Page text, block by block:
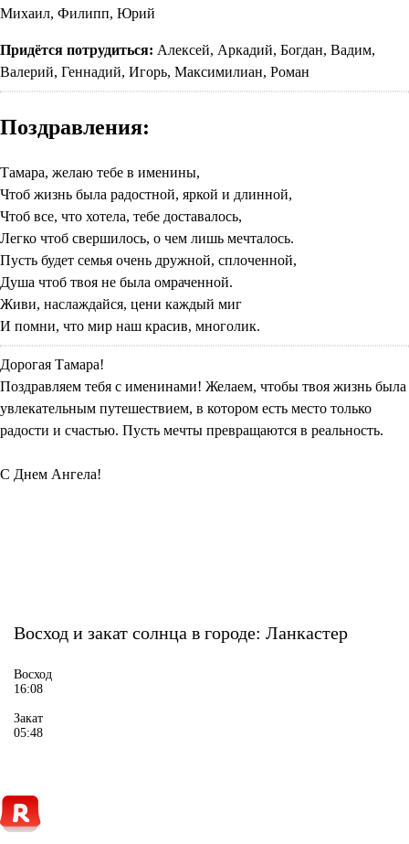
Михаил, Филипп, Юрий
Придётся потрудиться: Алексей, Аркадий, Богдан, Вадим,
Валерий, Геннадий, Игорь, Максимилиан, Роман
Поздравления:
Тамара, желаю тебе в именины,
Чтоб жизнь была радостной, яркой и длинной,
Чтоб все, что хотела, тебе доставалось,
Легко чтоб свершилось, о чем лишь мечталось.
Пусть будет семья очень дружной, сплоченной,
Душа чтоб твоя не была омраченной.
Живи, наслаждайся, цени каждый миг
И помни, что мир наш красив, многолик.
Дорогая Тамара!
Поздравляем тебя с именинами! Желаем, чтобы твоя жизнь была
увлекательным путешествием, в котором есть место только
радости и счастью. Пусть мечты превращаются в реальность.
С Днем Ангела!
Восход и закат солнца в городе: Ланкастер
Восход
16:08
Закат
05:48